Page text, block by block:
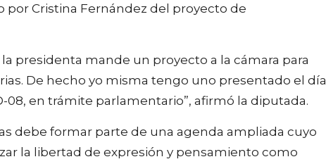
por Cristina Fernández del proyecto de
presidenta mande un proyecto a la cámara para
De hecho yo misma tengo uno presentado el día
08, en trámite parlamentario”, afirmó la diputada.
debe formar parte de una agenda ampliada cuyo
la libertad de expresión y pensamiento como